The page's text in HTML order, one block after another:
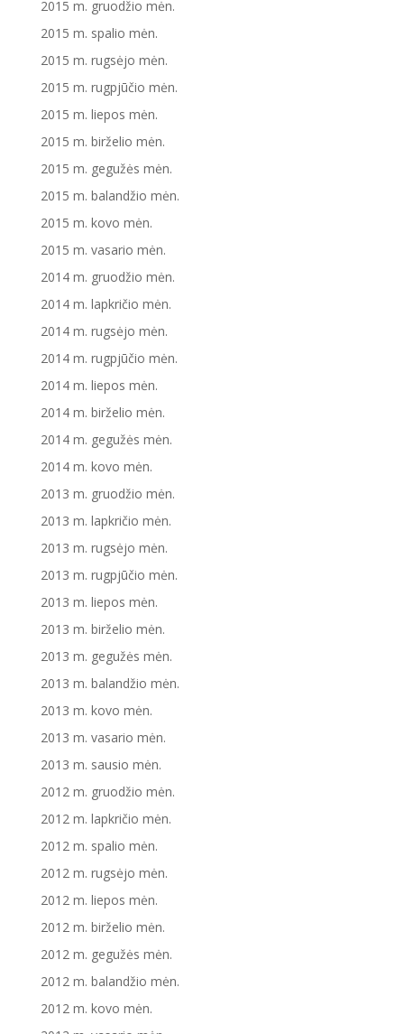
2015 m. gruodžio mėn.
2015 m. spalio mėn.
2015 m. rugsėjo mėn.
2015 m. rugpjūčio mėn.
2015 m. liepos mėn.
2015 m. birželio mėn.
2015 m. gegužės mėn.
2015 m. balandžio mėn.
2015 m. kovo mėn.
2015 m. vasario mėn.
2014 m. gruodžio mėn.
2014 m. lapkričio mėn.
2014 m. rugsėjo mėn.
2014 m. rugpjūčio mėn.
2014 m. liepos mėn.
2014 m. birželio mėn.
2014 m. gegužės mėn.
2014 m. kovo mėn.
2013 m. gruodžio mėn.
2013 m. lapkričio mėn.
2013 m. rugsėjo mėn.
2013 m. rugpjūčio mėn.
2013 m. liepos mėn.
2013 m. birželio mėn.
2013 m. gegužės mėn.
2013 m. balandžio mėn.
2013 m. kovo mėn.
2013 m. vasario mėn.
2013 m. sausio mėn.
2012 m. gruodžio mėn.
2012 m. lapkričio mėn.
2012 m. spalio mėn.
2012 m. rugsėjo mėn.
2012 m. liepos mėn.
2012 m. birželio mėn.
2012 m. gegužės mėn.
2012 m. balandžio mėn.
2012 m. kovo mėn.